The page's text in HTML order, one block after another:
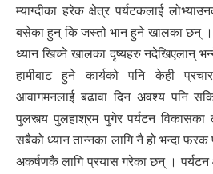
म्याग्दीका हरेक क्षेत्र पर्यटकलाई
बसेका हुन् कि जस्तो भान हुने खालका छन्
ध्यान खिच्ने खालका दृष्यहरु नदेखिएलान्
हामीबाट हुने कार्यको पनि केही
आवागमनलाई बढावा दिन अवश्य पनि
पुलस्त्य पुलहाश्रम पुगेर पर्यटन
सबैको ध्यान तान्नका लागि नै हो भन्दा
अकर्षणकै लागि प्रयास गरेका छन् । पर्यटन